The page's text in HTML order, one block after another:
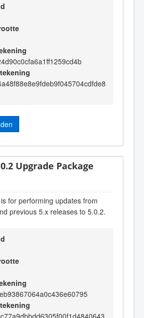
Upgrade Package
for performing updates from
previous 5.x releases to 5.0.2.